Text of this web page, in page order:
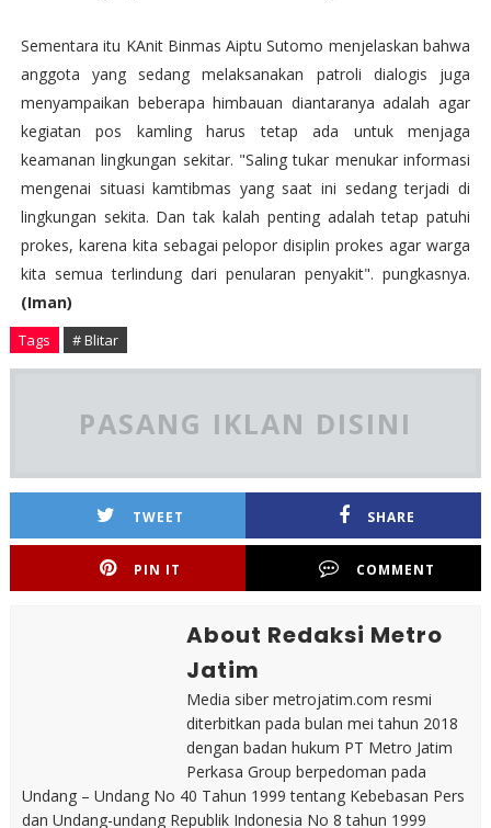
Sementara itu KAnit Binmas Aiptu Sutomo menjelaskan bahwa
anggota yang sedang melaksanakan patroli dialogis juga
menyampaikan beberapa himbauan diantaranya adalah agar
kegiatan pos kamling harus tetap ada untuk menjaga
keamanan lingkungan sekitar. "Saling tukar menukar informasi
mengenai situasi kamtibmas yang saat ini sedang terjadi di
lingkungan sekita. Dan tak kalah penting adalah tetap patuhi
prokes, karena kita sebagai pelopor disiplin prokes agar warga
kita semua terlindung dari penularan penyakit". pungkasnya.
(Iman)
Tags # Blitar
PASANG IKLAN DISINI
TWEET SHARE
PIN IT COMMENT
About Redaksi Metro
Jatim
Media siber metrojatim.com resmi
diterbitkan pada bulan mei tahun 2018
dengan badan hukum PT Metro Jatim
Perkasa Group berpedoman pada
Undang – Undang No 40 Tahun 1999 tentang Kebebasan Pers
dan Undang-undang Republik Indonesia No 8 tahun 1999